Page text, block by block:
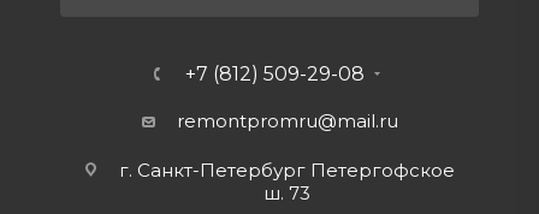
+7 (812) 509-29-08
remontpromru@mail.ru
г. Санкт-Петербург Петергофское
ш. 73